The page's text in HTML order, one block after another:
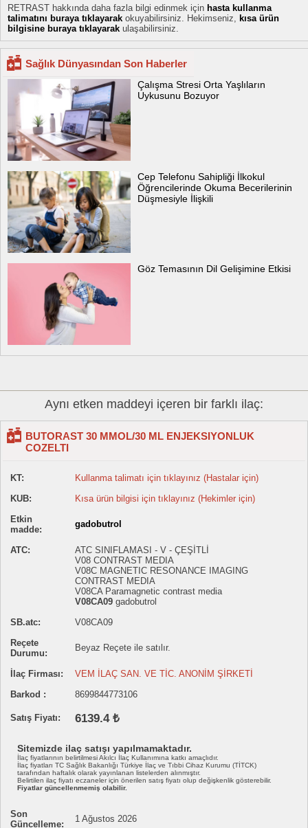
RETRAST hakkında daha fazla bilgi edinmek için hasta kullanma
talimatını buraya tıklayarak okuyabilirsiniz. Hekimseniz, kısa ürün
bilgisine buraya tıklayarak ulaşabilirsiniz.
Sağlık Dünyasından Son Haberler
Çalışma Stresi Orta Yaşlıların
Uykusunu Bozuyor
Cep Telefonu Sahipliği İlkokul
Öğrencilerinde Okuma Becerilerinin
Düşmesiyle İlişkili
Göz Temasının Dil Gelişimine Etkisi
Aynı etken maddeyi içeren bir farklı ilaç:
BUTORAST 30 MMOL/30 ML ENJEKSIYONLUK
COZELTI
KT:
Kullanma talimatı için tıklayınız (Hastalar için)
KUB:
Kısa ürün bilgisi için tıklayınız (Hekimler için)
Etkin
madde:
gadobutrol
ATC:
ATC SINIFLAMASI - V - ÇEŞİTLİ
V08 CONTRAST MEDIA
V08C MAGNETIC RESONANCE IMAGING
CONTRAST MEDIA
V08CA Paramagnetic contrast media
V08CA09 gadobutrol
SB.atc:
V08CA09
Reçete
Durumu:
Beyaz Reçete ile satılır.
İlaç Firması:
VEM İLAÇ SAN. VE TİC. ANONİM ŞİRKETİ
Barkod :
8699844773106
Satış Fiyatı: 6139.4 ₺
Sitemizde ilaç satışı yapılmamaktadır.
İlaç fiyatlarının belirtilmesi Akılcı İlaç Kullanımına katkı amaçlıdır.
İlaç fiyatları TC Sağlık Bakanlığı Türkiye İlaç ve Tıbbi Cihaz Kurumu (TİTCK)
tarafından haftalık olarak yayınlanan listelerden alınmıştır.
Belirtilen ilaç fiyatı eczaneler için önerilen satış fiyatı olup değişkenlik gösterebilir.
Fiyatlar güncellenmemiş olabilir.
Son
Güncelleme:
1 Ağustos 2026